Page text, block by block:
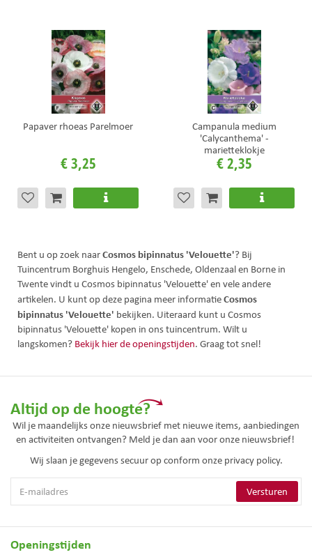
Papaver rhoeas Parelmoer
€3,25
Campanula medium
'Calycanthema' -
marietteklokje
€2,35
Bent u op zoek naarCosmos bipinnatus 'Velouette'? Bij
Tuincentrum Borghuis Hengelo, Enschede, Oldenzaal en Borne in
Twente vindt u Cosmos bipinnatus 'Velouette' en vele andere
artikelen. U kunt op deze pagina meer informatieCosmos
bipinnatus 'Velouette' bekijken. Uiteraard kunt u Cosmos
bipinnatus 'Velouette' kopen in ons tuincentrum. Wilt u
langskomen? Bekijk hier de openingstijden. Graag tot snel!
Altijd op de hoogte?
Wil je maandelijks onze nieuwsbrief met nieuwe items, aanbiedingen
en activiteiten ontvangen? Meld je dan aan voor onze nieuwsbrief!
Wij slaan je gegevens secuur op conform onze privacy policy.
Openingstijden